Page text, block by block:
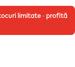
limitate · profită